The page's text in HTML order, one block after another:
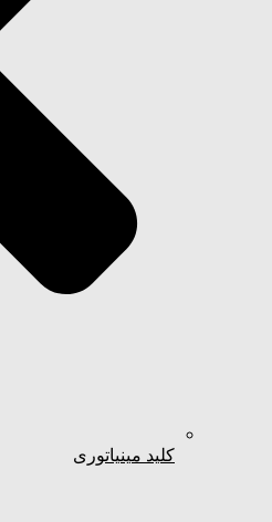
کلید مینیاتوری